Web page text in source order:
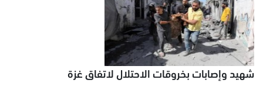
شهيد وإصابات بخروقات الاحتلال لاتفاق غزة